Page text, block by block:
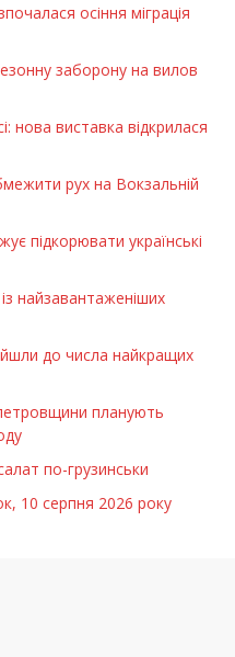
осіння міграція
заборону на вилов
нова виставка відкрилася
рух на Вокзальній
підкорювати українські
найзавантаженіших
до числа найкращих
планують
по-грузинськи
10 серпня 2026 року